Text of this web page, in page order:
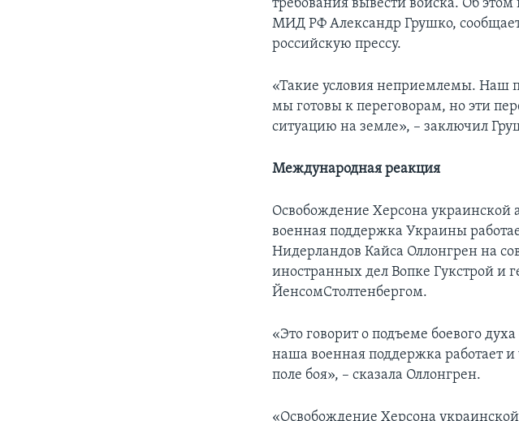
требования вывести войска. Об
МИД РФ Александр Грушко, сообщает
российскую прессу.
«Такие условия неприемлемы. Наш
мы готовы к переговорам, но эти
ситуацию на земле», – заключил
Международная реакция
Освобождение Херсона украинской
военная поддержка Украины
Нидерландов Кайса Оллонгрен на
иностранных дел Вопке Гукстрой и
ЙенсомСтолтенбергом.
«Это говорит о подъеме боевого
наша военная поддержка работает
поле боя», – сказала Оллонгрен.
«Освобождение Херсона